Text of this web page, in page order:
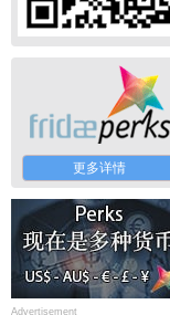
更多详情
Advertisement